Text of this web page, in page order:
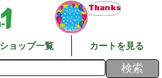
ショップ一覧 カートを見る